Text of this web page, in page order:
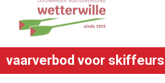
vaarverbod voor skiffeurs